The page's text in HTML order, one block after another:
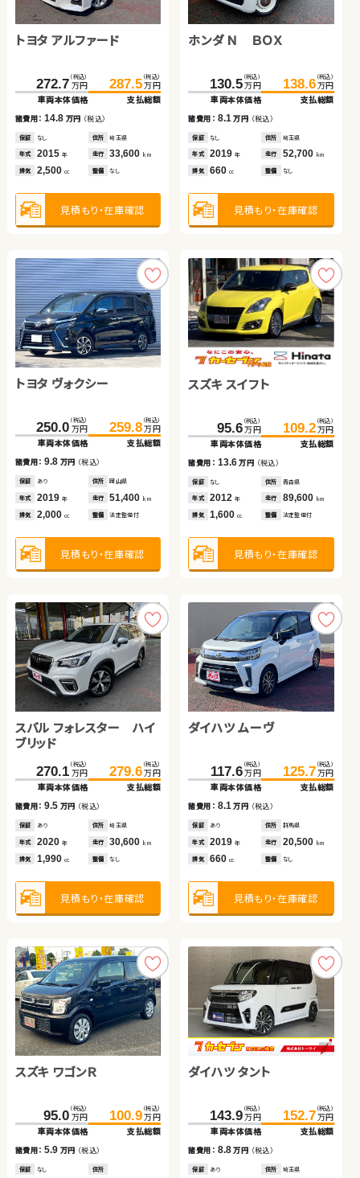
トヨタ アルファード
272.7 （税込）
万円
車両本体価格
287.5 （税込）
万円
支払総額
諸費用：14.8 万円 （税込）
保証 なし 住所 埼玉県
年式 2015 年 走行 33,600 km
排気 2,500 cc 整備 なし
見積もり・在庫確認
ホンダ Ｎ ＢＯＸ
130.5 （税込）
万円
車両本体価格
138.6 （税込）
万円
支払総額
諸費用： 8.1 万円 （税込）
保証 なし 住所 埼玉県
年式 2019年 走行 52,700 km
排気 660cc 整備 なし
見積もり・在庫確認
トヨタ ヴォクシー
250.0 （税込）
万円
車両本体価格
259.8 （税込）
万円
支払総額
諸費用：9.8 万円 （税込）
保証 あり 住所 岡山県
年式 2019 年 走行 51,400 km
排気 2,000 cc 整備 法定整備付
見積もり・在庫確認
スズキ スイフト
95.6 （税込）
万円
車両本体価格
109.2 （税込）
万円
支払総額
諸費用： 13.6万円 （税込）
保証 なし 住所 青森県
年式 2012年 走行 89,600 km
排気 1,600cc 整備 法定整備付
見積もり・在庫確認
スバル フォレスター ハイ
ブリッド
270.1 （税込）
万円
車両本体価格
279.6 （税込）
万円
支払総額
諸費用：9.5 万円 （税込）
保証 あり 住所 埼玉県
年式 2020 年 走行 30,600 km
排気 1,990 cc 整備 なし
見積もり・在庫確認
ダイハツ ムーヴ
117.6 （税込）
万円
車両本体価格
125.7 （税込）
万円
支払総額
諸費用： 8.1万円 （税込）
保証 あり 住所 群馬県
年式 2019年 走行 20,500 km
排気 660cc 整備 なし
見積もり・在庫確認
スズキ ワゴンＲ
95.0 （税込）
万円
車両本体価格
100.9 （税込）
万円
支払総額
諸費用：5.9 万円 （税込）
保証 なし 住所
ダイハツ タント
143.9 （税込）
万円
車両本体価格
152.7 （税込）
万円
支払総額
諸費用： 8.8万円 （税込）
保証 あり 住所 埼玉県
日産 セレナ
315.0 （税込）
万円
車両本体価格
320.5 （税込）
万円
支払総額
諸費用：5.5万円（税込）
保証 なし 住所 千葉県
年式 2023 年 走行 18,200 km
排気 2,000 cc 整備 法定整備付
見積もり・在庫確認
リッド
260.1 （税込）
万円
諸費用：8.8 万円（税込）
あり
年式 2023年 走行
排気 1,500 整備 なし
見積もり・在庫確認
日産 エクストレイル
161.5 （税込）
万円
車両本体価格
169.7 （税込）
万円
支払総額
諸費用：8.2 万円 （税込）
保証 なし 住所 岡山県
年式 2018 年 走行 69,700 km
排気 2,000 cc 整備 なし
見積もり・在庫確認
スバル フォレスター
81.7 （税込）
万円
車両本体価格
95.9 （税込）
万円
支払総額
諸費用： 14.2万円 （税込）
保証 あり 住所 岩手県
年式 2013年 走行 90,200 km
排気 2,000cc 整備 法定整備付
見積もり・在庫確認
トヨタ ルーミー
180.1 （税込）
万円
車両本体価格
189.4 （税込）
万円
支払総額
諸費用：9.3 万円 （税込）
保証 なし 住所 埼玉県
年式 2021 年 走行 12,000 km
排気 1,000 cc 整備 なし
見積もり・在庫確認
トヨタ ノア ハイブリッド
403.8 （税込）
万円
車両本体価格
417.4 （税込）
万円
支払総額
諸費用： 13.6万円（税込）
保証 あり 住所 群馬県
年式 2023年 走行 21,200 km
排気 1,800 整備 なし
見積もり・在庫確認
トヨタ ヴェルファイア
181.2 （税込）
万円
車両本体価格
192.4 （税込）
万円
支払総額
諸費用：11.2万円（税込）
保証 なし 住所
日産 セレナ
216.3 （税込）
万円
車両本体価格
227.7 （税込）
万円
支払総額
諸費用： 11.4万円（税込）
保証 なし 住所 岡山県
78.5 （税込）
万円
89.8
諸費用：11.3万円（税込）
あり 埼玉県
年式 2014年 走行
排気 1,500 整備 法定整備付
見積もり・在庫確認
ッド
80.4 （税込）
万円
諸費用：15.2万円（税込）
あり
年式 2015年 走行
排気 1,500 整備 法定整備付
見積もり・在庫確認
スズキ スイフト
113.0（税込）
万円
諸費用：12.9万円（税込）
あり 岩手県
年式 2018年 走行
排気 1,300 整備 法定整備付
見積もり・在庫確認
トヨタ プリウス
79.7（税込）
万円
諸費用：7.6 万円（税込）
なし
年式 2013年 走行
排気 1,800 整備 法定整備付
見積もり・在庫確認
トヨタ アクア
212.3（税込）
万円
車両本体価格
222.4（税込）
万円
諸費用：10.1万円（税込）
あり 茨城県
年式 2023年 走行
排気 1,500 整備 なし
見積もり・在庫確認
トヨタ ヴォクシー
282.3（税込）
万円
諸費用：9.4 万円（税込）
あり
年式 2020年 走行
排気 2,000 整備 なし
見積もり・在庫確認
日産 エクストレイル
219.7（税込）
万円
諸費用：7.1 万円（税込）
なし 岡山県
年式 2019年 走行
排気 2,000 整備
ホンダ フィット ハイブリ
ッド
172.3（税込）
万円
諸費用： 9.4 万円（税込）
あり
年式 2024年 走行
排気 1,500 整備 なし